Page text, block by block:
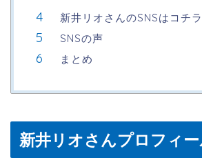
新井リオさんのSNSはコチラ
SNSの声
まとめ
新井リオさんプロフィ